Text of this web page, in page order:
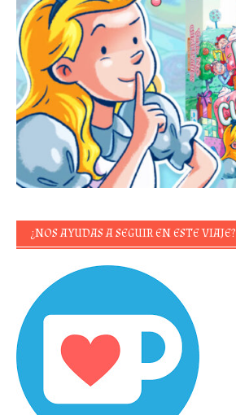
¿NOS AYUDAS A SEGUIR EN ESTE VIAJE?